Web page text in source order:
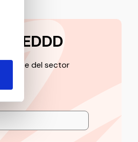
CEDDD
del sector